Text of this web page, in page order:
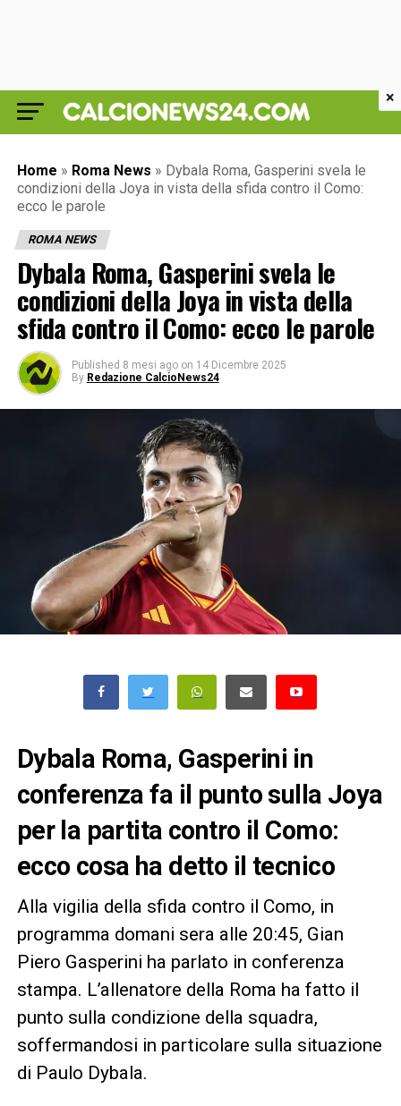
Home » Roma News » Dybala Roma, Gasperini svela le
condizioni della Joya in vista della sfida contro il Como:
ecco le parole
ROMA NEWS
Dybala Roma, Gasperini svela le
condizioni della Joya in vista della
sfida contro il Como: ecco le parole
Published 8 mesi ago on 14 Dicembre 2025
By Redazione CalcioNews24
Dybala Roma, Gasperini in
conferenza fa il punto sulla Joya
per la partita contro il Como:
ecco cosa ha detto il tecnico
Alla vigilia della sfida contro il Como, in
programma domani sera alle 20:45, Gian
Piero Gasperini ha parlato in conferenza
stampa. L’allenatore della Roma ha fatto il
punto sulla condizione della squadra,
soffermandosi in particolare sulla situazione
di Paulo Dybala.
×